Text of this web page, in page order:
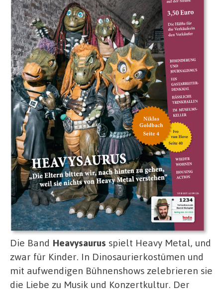
Die Band Heavysaurus spielt Heavy Metal, und
zwar für Kinder. In Dinosaurierkostümen und
mit aufwendigen Bühnenshows zelebrieren sie
die Liebe zu Musik und Konzertkultur. Der